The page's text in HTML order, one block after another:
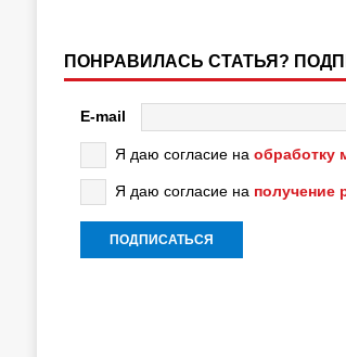
ПОНРАВИЛАСЬ СТАТЬЯ?
E-mail
Я даю согласие на обработку
Я даю согласие на получение